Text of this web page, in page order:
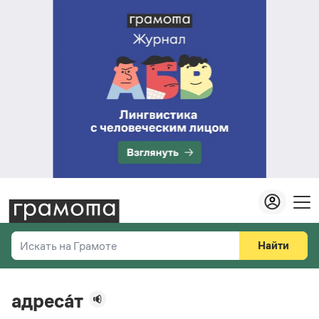
Искать на Грамоте
Справочная служба
Найти
адреса́т